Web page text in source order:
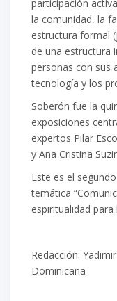
participación
la comunidad, la
estructura formal
de una estructura
personas con sus
tecnología y los
Soberón fue la
exposiciones
expertos Pilar
y Ana Cristina
Este es el
temática
espiritualidad
Redacción:
Dominicana